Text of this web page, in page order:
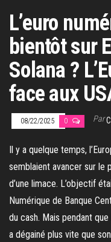
L’euro
bientôt sur
Solana ?
face aux
08/22/2025 0 Par
Il y a quelque temps,
semblaient avancer sur le
d’une limace. L’objectif
Numérique de Banque
du cash. Mais pendant
a dégainé plus vite que